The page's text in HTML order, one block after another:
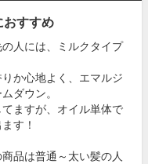
おすすめ
人には、ミルクタイプ
か心地よく、エマルジ
ダウン。
ますが、オイル単体で
す！
品は普通～太い髪の人